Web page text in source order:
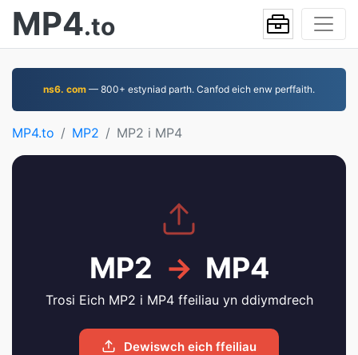
MP4.to
ns6. com — 800+ estyniad parth. Canfod eich enw perffaith.
MP4.to MP2 MP2 i MP4
MP2 → MP4
Trosi Eich MP2 i MP4 ffeiliau yn ddiymdrech
Dewiswch eich ffeiliau